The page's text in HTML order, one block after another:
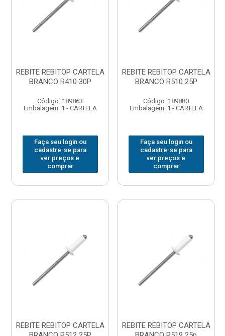
REBITE REBITOP CARTELA
BRANCO R410 30P
Código: 189863
Embalagem: 1 - CARTELA
Faça seu login ou
cadastre-se para
ver preços e
comprar
REBITE REBITOP CARTELA
BRANCO R510 25P
Código: 189880
Embalagem: 1 - CARTELA
Faça seu login ou
cadastre-se para
ver preços e
comprar
REBITE REBITOP CARTELA
REBITE REBITOP CARTELA